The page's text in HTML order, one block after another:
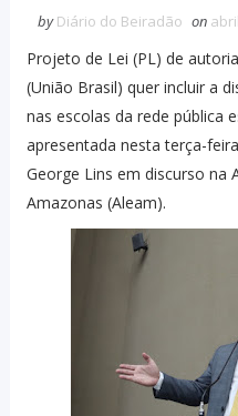
by Diário do Beiradão on
Projeto de Lei (PL) de
(União Brasil) quer incluir a
nas escolas da rede pública
apresentada nesta terça-
George Lins em discurso na
Amazonas (Aleam).